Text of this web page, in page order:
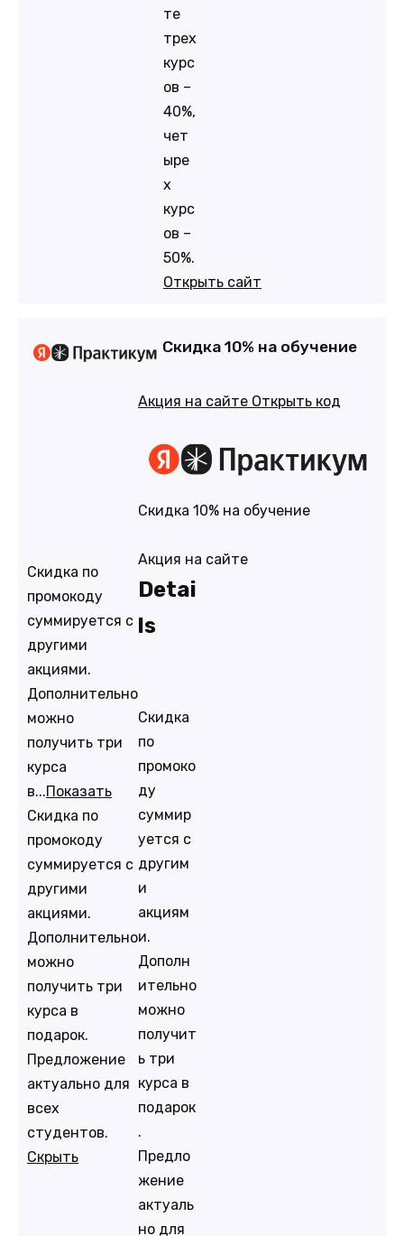
те
трех
курс
ов –
40%,
чет
ыре
х
курс
ов –
50%.
Открыть сайт
Скидка 10% на обучение
Скидка по
промокоду
суммируется с
другими
акциями.
Дополнительно
можно
получить три
курса
в...Показать
Скидка по
промокоду
суммируется с
другими
акциями.
Дополнительно
можно
получить три
курса в
подарок.
Предложение
актуально для
всех
студентов.
Скрыть
Акция на сайте Открыть код
Скидка 10% на обучение
Акция на сайте
Detai
ls
Скидка
по
промоко
ду
суммир
уется с
другим
и
акциям
и.
Дополн
ительно
можно
получит
ь три
курса в
подарок
.
Предло
жение
актуаль
но для